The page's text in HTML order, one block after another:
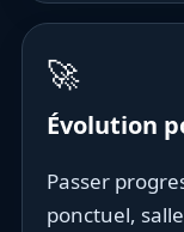
🚀
Évolution
Passer
ponctuel,